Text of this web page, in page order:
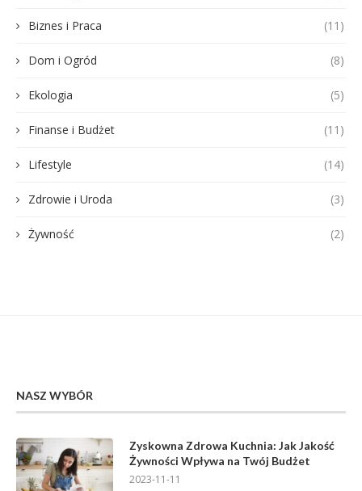
Biznes i Praca (11)
Dom i Ogród (8)
Ekologia (5)
Finanse i Budżet (11)
Lifestyle (14)
Zdrowie i Uroda (3)
Żywność (2)
NASZ WYBÓR
Zyskowna Zdrowa Kuchnia: Jak Jakość
Żywności Wpływa na Twój Budżet
2023-11-11